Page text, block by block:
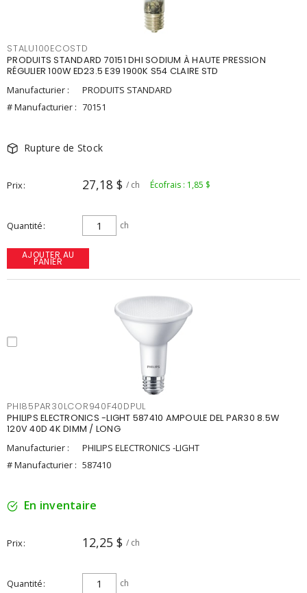
STALU100ECOSTD
PRODUITS STANDARD 70151 DHI SODIUM À HAUTE PRESSION
RÉGULIER 100W ED23.5 E39 1900K S54 CLAIRE STD
Manufacturier :
PRODUITS STANDARD
# Manufacturier : 70151
Rupture de Stock
Prix 27,18 $ / ch Écofrais : 1,85 $
Quantité ch
AJOUTER AU
PANIER
PHI85PAR30LCOR940F40DPUL
PHILIPS ELECTRONICS -LIGHT 587410 AMPOULE DEL PAR30 8.5W
120V 40D 4K DIMM / LONG
Manufacturier :
PHILIPS ELECTRONICS -LIGHT
# Manufacturier : 587410
En inventaire
Prix 12,25 $ / ch
Quantité ch